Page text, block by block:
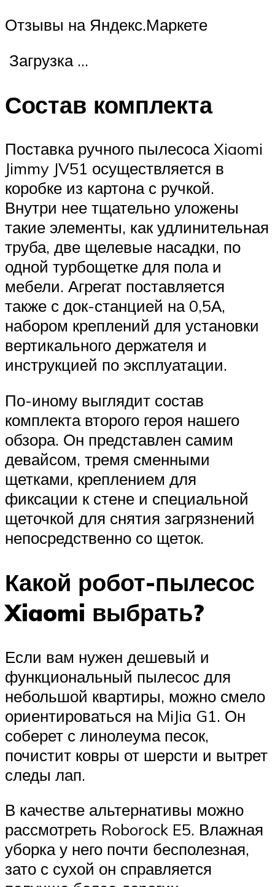
Отзывы на Яндекс.Маркете
Загрузка …
Состав комплекта
Поставка ручного пылесоса Xiaomi
Jimmy JV51 осуществляется в
коробке из картона с ручкой.
Внутри нее тщательно уложены
такие элементы, как удлинительная
труба, две щелевые насадки, по
одной турбощетке для пола и
мебели. Агрегат поставляется
также с док-станцией на 0,5А,
набором креплений для установки
вертикального держателя и
инструкцией по эксплуатации.
По-иному выглядит состав
комплекта второго героя нашего
обзора. Он представлен самим
девайсом, тремя сменными
щетками, креплением для
фиксации к стене и специальной
щеточкой для снятия загрязнений
непосредственно со щеток.
Какой робот-пылесос
Xiaomi выбрать?
Если вам нужен дешевый и
функциональный пылесос для
небольшой квартиры, можно смело
ориентироваться на MiJia G1. Он
соберет с линолеума песок,
почистит ковры от шерсти и вытрет
следы лап.
В качестве альтернативы можно
рассмотреть Roborock E5. Влажная
уборка у него почти бесполезная,
зато с сухой он справляется